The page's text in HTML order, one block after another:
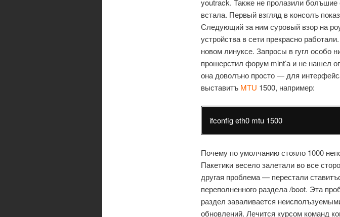
youtrack. Также не пролазили
встала. Первый взгляд в консолъ
Следующий за ним суровый взор на
устройства в сети прекрасно
новом линуксе. Запросы в гугл особо
прошерстил форум mint’а и не нашел
она доволъно просто — для
выставитъ MTU 1500, например:
ifconfig eth0 mtu 1500
Почему по умолчанию стояло 1000
Пакетики весело залетали во все
другая проблема — перестали
переполненного раздела /boot. Эта
раздел заваливается
обновлений. Лечится курсом команд